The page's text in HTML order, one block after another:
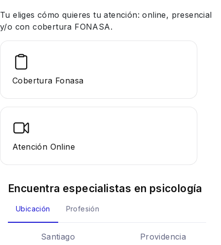
Tu eliges cómo quieres tu atención: online, presencial
y/o con cobertura FONASA.
Cobertura Fonasa
Atención Online
Encuentra especialistas en psicología
Ubicación Profesión
Santiago
Providencia